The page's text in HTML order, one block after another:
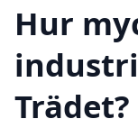
Hur
Trädet?